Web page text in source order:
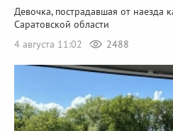
Девочка, пострадавшая от наезда
Саратовской области
4 августа 11:02
2488